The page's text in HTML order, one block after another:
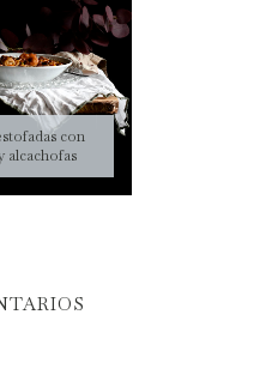
con
alcachofas